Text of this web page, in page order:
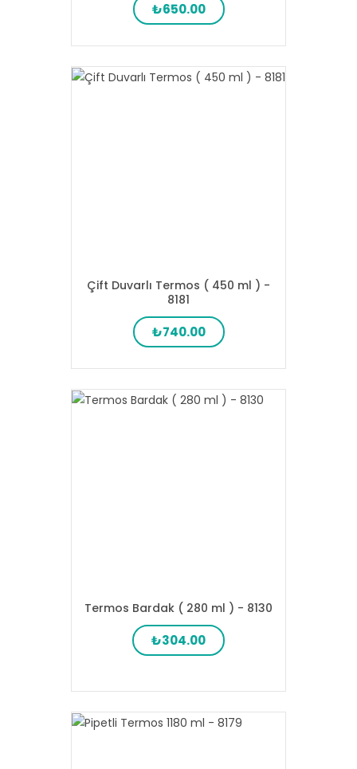
₺650.00
Çift Duvarlı Termos ( 450 ml ) -
8181
₺740.00
Termos Bardak ( 280 ml ) - 8130
₺304.00